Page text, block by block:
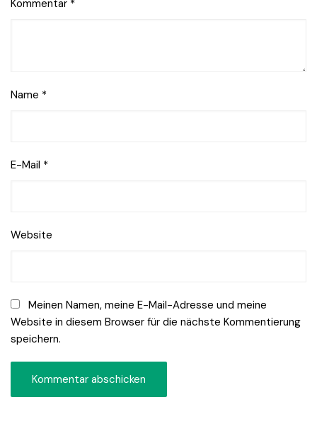
Kommentar *
Name *
E-Mail *
Website
Meinen Namen, meine E-Mail-Adresse und meine
Website in diesem Browser für die nächste Kommentierung
speichern.